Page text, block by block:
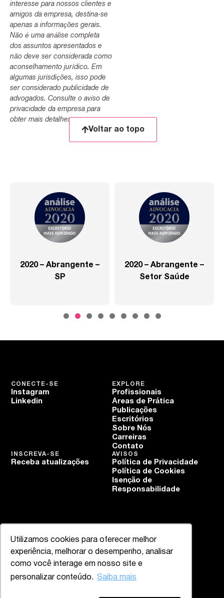
Utilizamos cookies para oferecer melhor
experiência, melhorar o desempenho, analisar
como você interage em nosso site e
personalizar conteúdo. Saiba mais
interesse para nossos clientes e
amigos da empresa, destina-se
apenas a informações gerais.
Não é uma análise completa
dos assuntos apresentados e
não deve ser considerada como
aconselhamento jurídico. Em
algumas jurisdições, isso pode
ser considerado publicidade de
advogados. Consulte o aviso de
privacidade da empresa para
obter mais detalhes.
Voltar ao topo
2020 – Abrangente –
SP
2020 – Abrangente –
Setor Saúde
EXPLORE
Profissionais
Áreas de Prática
Publicações
Escritórios
Sobre Nós
Carreiras
Contato
CONECTE-SE
Instagram
Linkedin
AVISOS
Política de Privacidade
Política de Cookies
Isenção de
Responsabilidade
INSCREVA-SE
Receba atualizações